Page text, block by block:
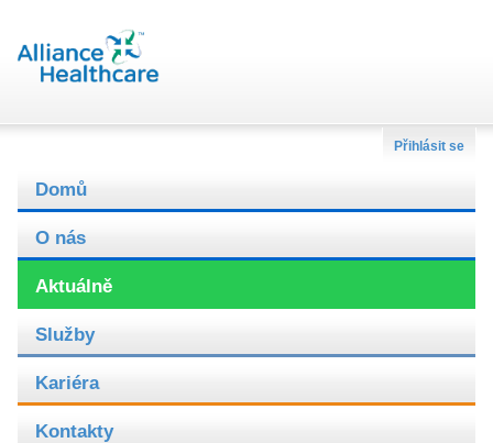
Přihlásit se
Domů
O nás
Aktuálně
Služby
Kariéra
Kontakty